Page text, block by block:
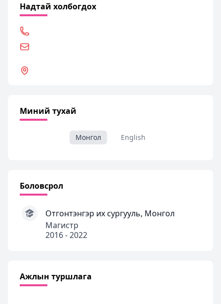
Надтай холбогдох
Миний тухай
Монгол English
Боловсрол
Отгонтэнгэр их сургууль, Монгол
Магистр
2016 - 2022
Ажлын туршлага